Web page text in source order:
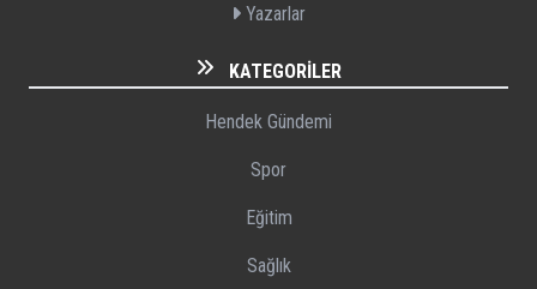
Yazarlar
KATEGORILER
Hendek Gündemi
Spor
Eğitim
Sağlık